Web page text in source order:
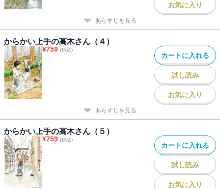
お気に入り
あらすじを見る
からかい上手の高木さん（４）
¥759 (税込)
カートに入れる
試し読み
お気に入り
あらすじを見る
からかい上手の高木さん（５）
¥759 (税込)
カートに入れる
試し読み
お気に入り